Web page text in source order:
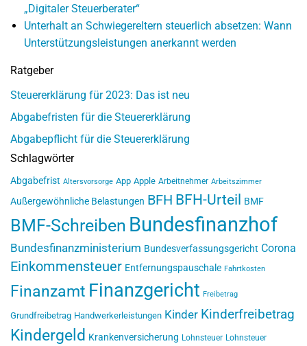
„Digitaler Steuerberater“
Unterhalt an Schwiegereltern steuerlich absetzen: Wann
Unterstützungsleistungen anerkannt werden
Ratgeber
Steuererklärung für 2023: Das ist neu
Abgabefristen für die Steuererklärung
Abgabepflicht für die Steuererklärung
Schlagwörter
Abgabefrist Altersvorsorge App Apple Arbeitnehmer Arbeitszimmer
Außergewöhnliche Belastungen BFH BFH-Urteil BMF
BMF-Schreiben Bundesfinanzhof
Bundesfinanzministerium Bundesverfassungsgericht Corona
Einkommensteuer Entfernungspauschale Fahrtkosten
Finanzamt Finanzgericht Freibetrag
Grundfreibetrag Handwerkerleistungen Kinder Kinderfreibetrag
Kindergeld Krankenversicherung Lohnsteuer Lohnsteuer